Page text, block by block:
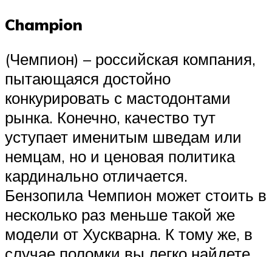
Champion
(Чемпион) – российская компания,
пытающаяся достойно
конкурировать с мастодонтами
рынка. Конечно, качество тут
уступает именитым шведам или
немцам, но и ценовая политика
кардинально отличается.
Бензопила Чемпион может стоить в
несколько раз меньше такой же
модели от Хускварна. К тому же, в